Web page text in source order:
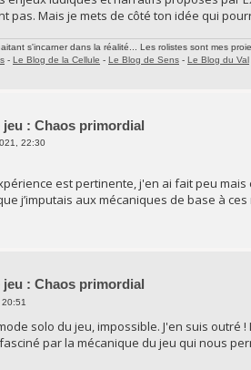
pas. Mais je mets de côté ton idée qui
s'incarner dans la réalité... Les rolistes sont mes
- Le Blog de la Cellule - Le Blog de Sens - Le Blog du Val
jeu : Chaos primordial
22:30
est pertinente, j'en ai fait peu
j’imputais aux mécaniques de base à
jeu : Chaos primordial
solo du jeu, impossible. J'en suis outré !
par la mécanique du jeu qui nous